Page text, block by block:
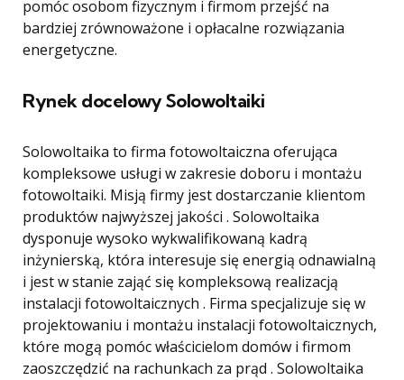
pomóc osobom fizycznym i firmom przejść na
bardziej zrównoważone i opłacalne rozwiązania
energetyczne.
Rynek docelowy Solowoltaiki
Solowoltaika to firma fotowoltaiczna oferująca
kompleksowe usługi w zakresie doboru i montażu
fotowoltaiki. Misją firmy jest dostarczanie klientom
produktów najwyższej jakości . Solowoltaika
dysponuje wysoko wykwalifikowaną kadrą
inżynierską, która interesuje się energią odnawialną
i jest w stanie zająć się kompleksową realizacją
instalacji fotowoltaicznych . Firma specjalizuje się w
projektowaniu i montażu instalacji fotowoltaicznych,
które mogą pomóc właścicielom domów i firmom
zaoszczędzić na rachunkach za prąd . Solowoltaika